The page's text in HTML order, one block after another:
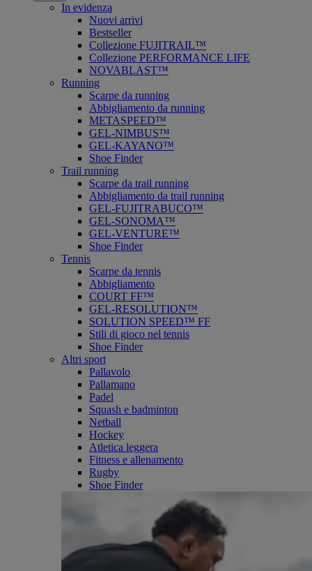
In evidenza
Nuovi arrivi
Bestseller
Collezione FUJITRAIL™
Collezione PERFORMANCE LIFE
NOVABLAST™
Running
Scarpe da running
Abbigliamento da running
METASPEED™
GEL-NIMBUS™
GEL-KAYANO™
Shoe Finder
Trail running
Scarpe da trail running
Abbigliamento da trail running
GEL-FUJITRABUCO™
GEL-SONOMA™
GEL-VENTURE™
Shoe Finder
Tennis
Scarpe da tennis
Abbigliamento
COURT FF™
GEL-RESOLUTION™
SOLUTION SPEED™ FF
Stili di gioco nel tennis
Shoe Finder
Altri sport
Pallavolo
Pallamano
Padel
Squash e badminton
Netball
Hockey
Atletica leggera
Fitness e allenamento
Rugby
Shoe Finder